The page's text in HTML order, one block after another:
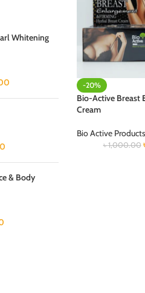
Whitening
& Body
-20%
Bio-Active Breast
Cream
Bio Active Products
৳1,000.00